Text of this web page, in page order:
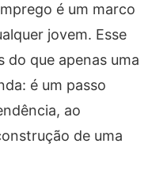
é um marco
jovem. Esse
do que apenas uma
é um passo
ao
de uma